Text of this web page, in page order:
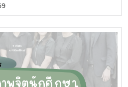
จทำลายแหล่งเพาะพันธุ์ยุงลาย
วามอนุเคราะห์รถรับนักศึกษาจาก